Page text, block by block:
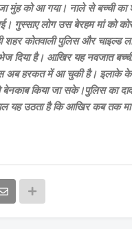
मुंह को आ गया। नाले से बच्ची
गुस्साए लोग उस बेरहम मां को
कोतवाली पुलिस और चाइल्ड
दिया है। आखिर यह नवजात
अब हरकत में आ चुकी है। इलाके के
किया जा सके।पुलिस का
यह उठता है कि आखिर कब तक